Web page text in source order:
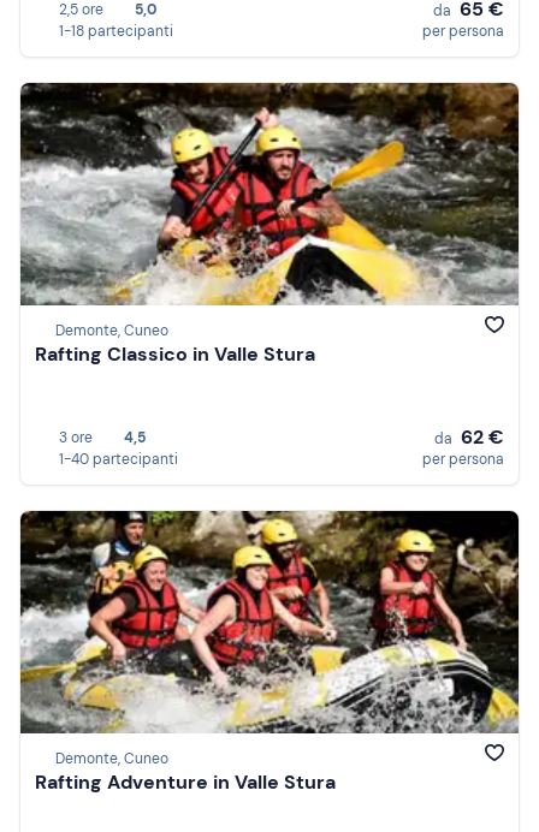
2,5 ore
5,0
1-18 partecipanti
da 65 €
per persona
Demonte, Cuneo
Rafting Classico in Valle Stura
3 ore
4,5
1-40 partecipanti
da 62 €
per persona
Demonte, Cuneo
Rafting Adventure in Valle Stura